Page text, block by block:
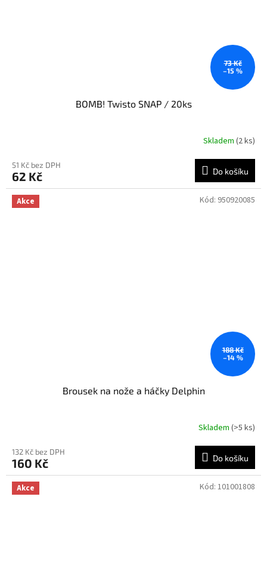
73 Kč
–15 %
BOMB! Twisto SNAP / 20ks
Skladem (2 ks)
51 Kč bez DPH
62 Kč Do košíku
Akce
188 Kč
–14 %
Brousek na nože a háčky Delphin
Skladem (>5 ks)
132 Kč bez DPH
160 Kč Do košíku
Kód: 950920085
Akce Kód: 101001808